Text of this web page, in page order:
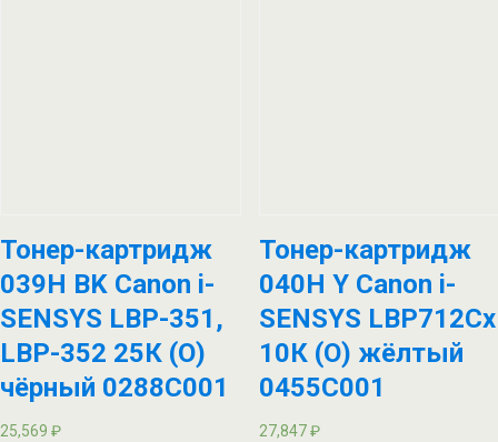
Тонер-картридж
039H BK Canon i-
SENSYS LBP-351,
LBP-352 25К (О)
чёрный 0288C001
25,569 ₽
Тонер-картридж
040H Y Canon i-
SENSYS LBP712Cx
10К (О) жёлтый
0455C001
27,847₽